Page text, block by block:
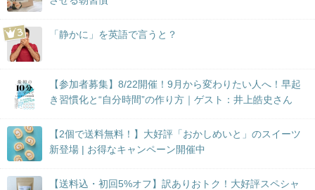
「静かに」を英語で言うと？
【参加者募集】8/22開催！9月から変わりたい人へ！早起
き習慣化と“自分時間”の作り方｜ゲスト：井上皓史さん
【2個で送料無料！】大好評「おかしめいと」のスイーツ
新登場 | お得なキャンペーン開催中
【送料込・初回5%オフ】訳ありおトク！大好評スペシャ